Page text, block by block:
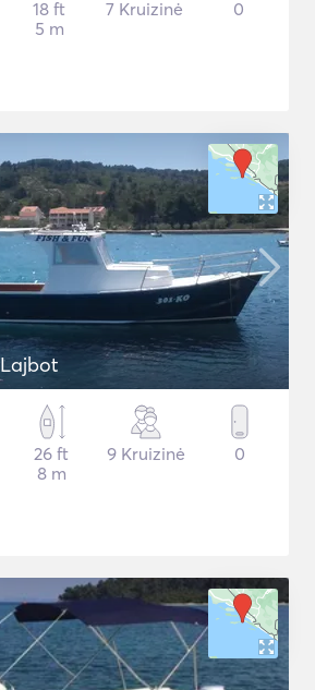
18 ft
5 m
7 Kruizinė 0
Scandinavian Lajbot
26 ft
8 m
9 Kruizinė 0